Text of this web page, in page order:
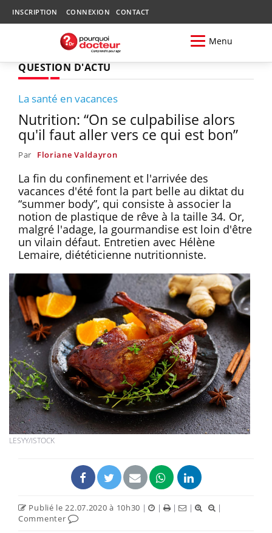
INSCRIPTION CONNEXION CONTACT
Menu
QUESTION D'ACTU
La santé en vacances
Nutrition: “On se culpabilise alors
qu'il faut aller vers ce qui est bon”
Par Floriane Valdayron
La fin du confinement et l'arrivée des
vacances d'été font la part belle au diktat du
“summer body”, qui consiste à associer la
notion de plastique de rêve à la taille 34. Or,
malgré l'adage, la gourmandise est loin d'être
un vilain défaut. Entretien avec Hélène
Lemaire, diététicienne nutritionniste.
LESYY/ISTOCK
Publié le 22.07.2020 à 10h30 | | | |
|
Commenter